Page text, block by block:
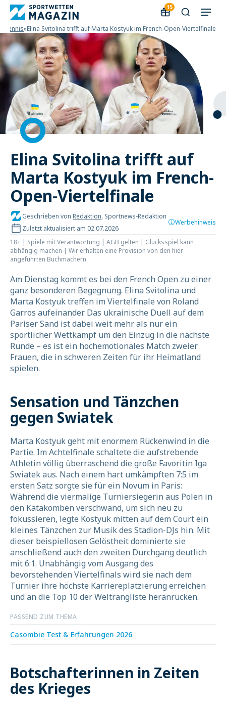
15
Tennis»Elina Svitolina trifft auf Marta Kostyuk im French-Open-Viertelfinale
Elina Svitolina trifft auf
Marta Kostyuk im French-
Open-Viertelfinale
Geschrieben von Redaktion, Sportnews-Redaktion
Zuletzt aktualisiert am 02.07.2026
Werbehinweis
18+ | Spiele mit Verantwortung | AGB gelten | Glücksspiel kann
abhängig machen | Wir erhalten eine Provision von den hier
angeführten Buchmachern
Am Dienstag kommt es bei den French Open zu einer
ganz besonderen Begegnung. Elina Svitolina und
Marta Kostyuk treffen im Viertelfinale von Roland
Garros aufeinander. Das ukrainische Duell auf dem
Pariser Sand ist dabei weit mehr als nur ein
sportlicher Wettkampf um den Einzug in die nächste
Runde – es ist ein hochemotionales Match zweier
Frauen, die in schweren Zeiten für ihr Heimatland
spielen.
Sensation und Tänzchen
gegen Swiatek
Marta Kostyuk geht mit enormem Rückenwind in die
Partie. Im Achtelfinale schaltete die aufstrebende
Athletin völlig überraschend die große Favoritin Iga
Swiatek aus. Nach einem hart umkämpften 7:5 im
ersten Satz sorgte sie für ein Novum in Paris:
Während die viermalige Turniersiegerin aus Polen in
den Katakomben verschwand, um sich neu zu
fokussieren, legte Kostyuk mitten auf dem Court ein
kleines Tänzchen zur Musik des Stadion-DJs hin. Mit
dieser beispiellosen Gelöstheit dominierte sie
anschließend auch den zweiten Durchgang deutlich
mit 6:1. Unabhängig vom Ausgang des
bevorstehenden Viertelfinals wird sie nach dem
Turnier ihre höchste Karriereplatzierung erreichen
und an die Top 10 der Weltrangliste heranrücken.
PASSEND ZUM THEMA
Casombie Test & Erfahrungen 2026
Botschafterinnen in Zeiten
des Krieges